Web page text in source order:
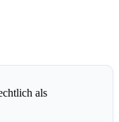
als